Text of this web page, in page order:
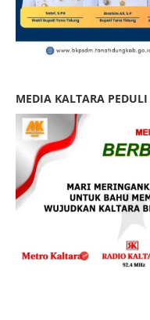
MEDIA KALTARA PEDULI